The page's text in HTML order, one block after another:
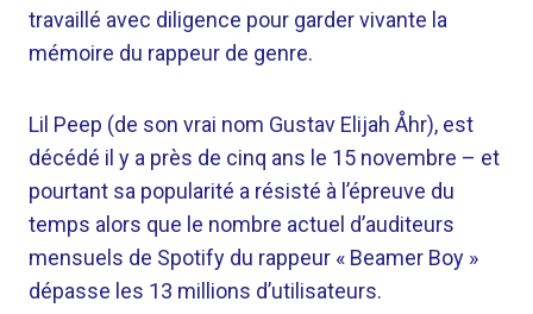
travaillé avec diligence pour garder vivante la
mémoire du rappeur de genre.
Lil Peep (de son vrai nom Gustav Elijah Åhr), est
décédé il y a près de cinq ans le 15 novembre – et
pourtant sa popularité a résisté à l’épreuve du
temps alors que le nombre actuel d’auditeurs
mensuels de Spotify du rappeur « Beamer Boy »
dépasse les 13 millions d’utilisateurs.